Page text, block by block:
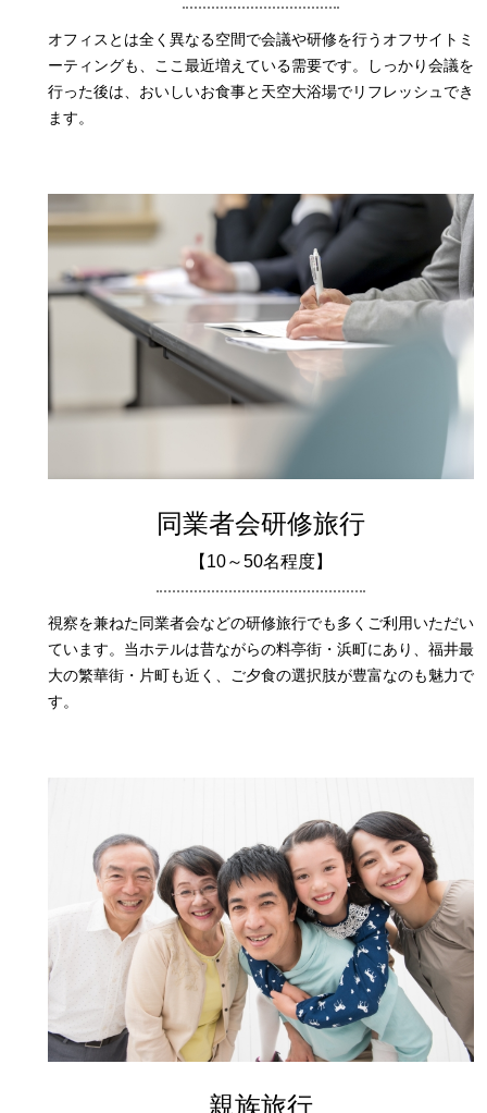
オフィスとは全く異なる空間で会議や研修を行うオフサイトミ
ーティングも、ここ最近増えている需要です。しっかり会議を
行った後は、おいしいお食事と天空大浴場でリフレッシュでき
ます。
同業者会研修旅行
【10～50名程度】
視察を兼ねた同業者会などの研修旅行でも多くご利用いただい
ています。当ホテルは昔ながらの料亭街・浜町にあり、福井最
大の繁華街・片町も近く、ご夕食の選択肢が豊富なのも魅力で
す。
親族旅行